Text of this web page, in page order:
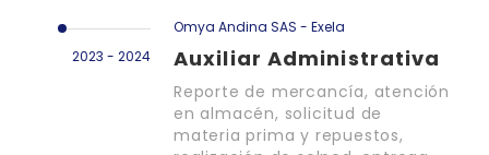
2023 - 2024
Omya Andina SAS - Exela
Auxiliar Administrativa
Reporte de mercancía, atención
en almacén, solicitud de
materia prima y repuestos,